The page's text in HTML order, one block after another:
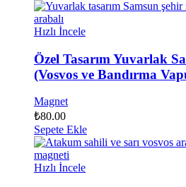
Hızlı İncele
Özel Tasarım Yuvarlak
(Vosvos ve Bandırma
Magnet
₺80.00
Sepete Ekle
Hızlı İncele